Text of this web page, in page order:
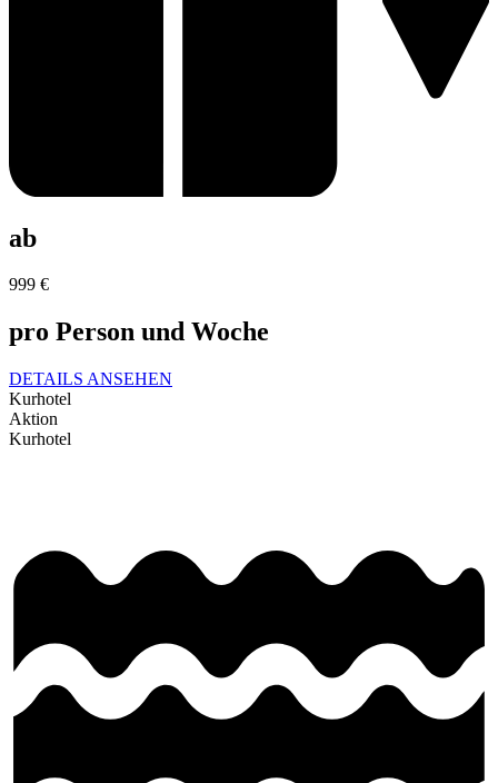
ab
999 €
pro Person und Woche
DETAILS ANSEHEN
Kurhotel
Aktion
Kurhotel